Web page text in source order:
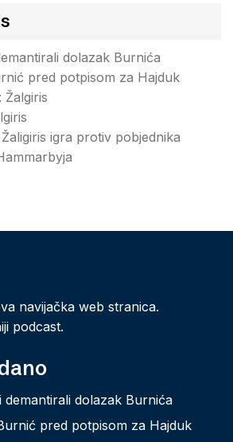
dolazak Burnića
pred potpisom za Hajduk
Žalgiris
igra protiv pobjednika
navijačka web stranica.
podcast.
demantirali dolazak Burnića
pred potpisom za Hajduk